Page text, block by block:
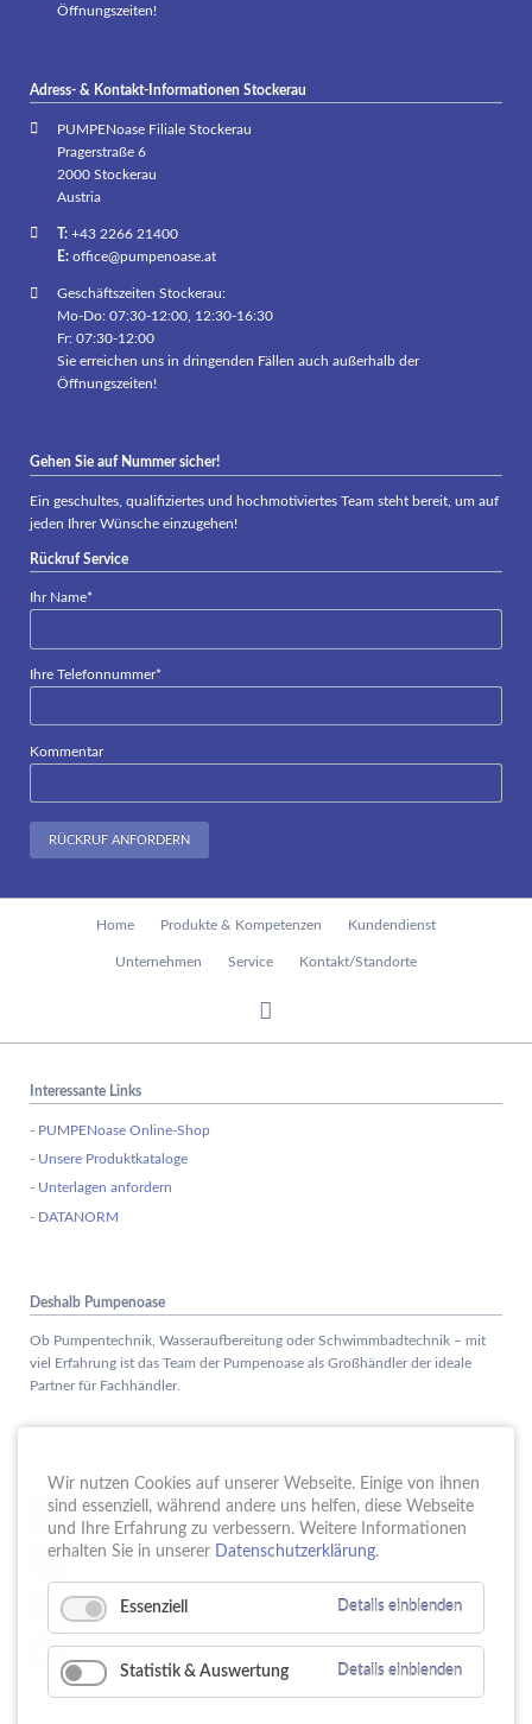
Öffnungszeiten!
Adress- & Kontakt-Informationen Stockerau
PUMPENoase Filiale Stockerau
Pragerstraße 6
2000 Stockerau
Austria
T:+43 2266 21400
E: office@pumpenoase.at
Geschäftszeiten Stockerau:
Mo-Do: 07:30-12:00, 12:30-16:30
Fr: 07:30-12:00
Sie erreichen uns in dringenden Fällen auch außerhalb der
Öffnungszeiten!
Gehen Sie auf Nummer sicher!
Ein geschultes, qualifiziertes und hochmotiviertes Team steht bereit, um auf
jeden Ihrer Wünsche einzugehen!
Rückruf Service
Pflichtfeld
Ihr Name*
Pflichtfeld
Ihre Telefonnummer*
Kommentar
RÜCKRUF ANFORDERN
Home Produkte & Kompetenzen Kundendienst
Unternehmen Service Kontakt/Standorte
Interessante Links
- PUMPENoase Online-Shop
- Unsere Produktkataloge
- Unterlagen anfordern
- DATANORM
Deshalb Pumpenoase
Ob Pumpentechnik, Wasseraufbereitung oder Schwimmbadtechnik – mit
viel Erfahrung ist das Team der Pumpenoase als Großhändler der ideale
Partner für Fachhändler.
15. Schule trifft Wirtschaft bei der PUMPENoase!
18. Vortrag IT-Sicherheit
16 Jahre PUMPENoase
23.
Wir nutzen Cookies auf unserer Webseite. Einige von ihnen
sind essenziell, während andere uns helfen, diese Webseite
und Ihre Erfahrung zu verbessern. Weitere Informationen
erhalten Sie in unserer Datenschutzerklärung.
Essenziell Details einblenden
Statistik & Auswertung Details einblenden